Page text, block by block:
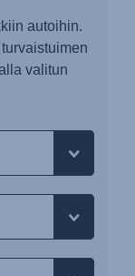
autoihin.
valitun